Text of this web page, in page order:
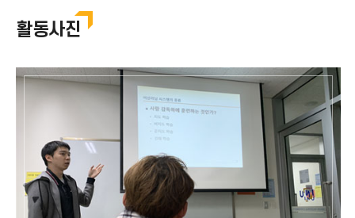
)
(
→
표
→
)
화
살
(
→
활동사진